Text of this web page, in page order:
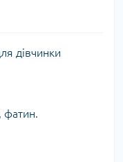
дівчинки
фатин.